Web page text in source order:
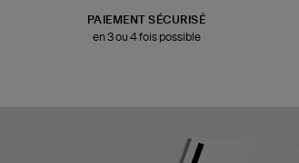
PAIEMENT SÉCURISÉ
en 3 ou 4 fois possible